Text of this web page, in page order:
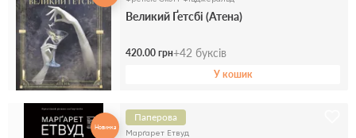
Великий Ґетсбі (Атена)
420.00 грн+42 буксів
У кошик
Новинка
Паперова
Марґарет Етвуд